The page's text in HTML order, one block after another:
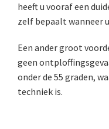
heeft u vooraf een
zelf bepaalt wanneer
Een ander groot
geen
onder de 55 graden,
techniek is.